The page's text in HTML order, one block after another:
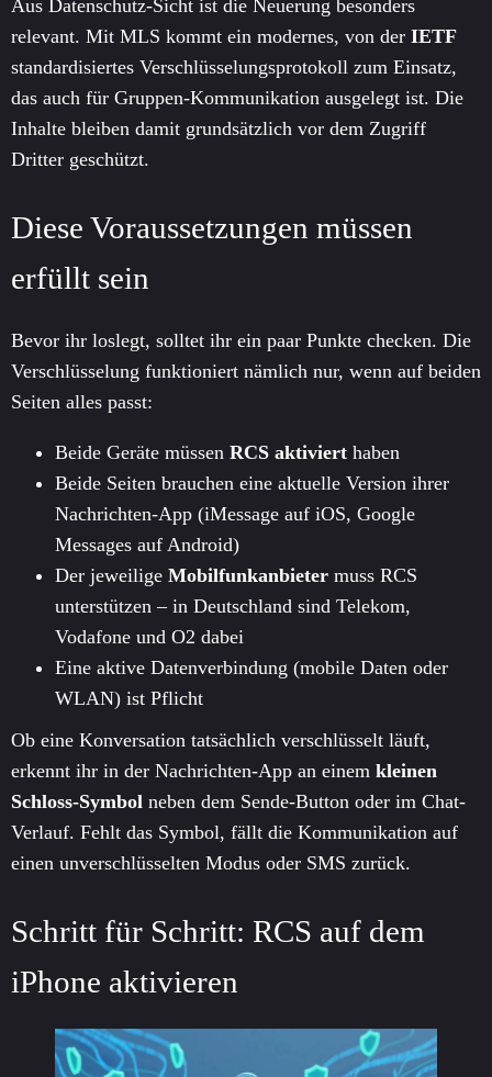
Aus Datenschutz-Sicht ist die Neuerung besonders
relevant. Mit MLS kommt ein modernes, von der IETF
standardisiertes Verschlüsselungsprotokoll zum Einsatz,
das auch für Gruppen-Kommunikation ausgelegt ist. Die
Inhalte bleiben damit grundsätzlich vor dem Zugriff
Dritter geschützt.
Diese Voraussetzungen müssen
erfüllt sein
Bevor ihr loslegt, solltet ihr ein paar Punkte checken. Die
Verschlüsselung funktioniert nämlich nur, wenn auf beiden
Seiten alles passt:
Beide Geräte müssen RCS aktiviert haben
Beide Seiten brauchen eine aktuelle Version ihrer
Nachrichten-App (iMessage auf iOS, Google
Messages auf Android)
Der jeweilige Mobilfunkanbieter muss RCS
unterstützen – in Deutschland sind Telekom,
Vodafone und O2 dabei
Eine aktive Datenverbindung (mobile Daten oder
WLAN) ist Pflicht
Ob eine Konversation tatsächlich verschlüsselt läuft,
erkennt ihr in der Nachrichten-App an einem kleinen
Schloss-Symbol neben dem Sende-Button oder im Chat-
Verlauf. Fehlt das Symbol, fällt die Kommunikation auf
einen unverschlüsselten Modus oder SMS zurück.
Schritt für Schritt: RCS auf dem
iPhone aktivieren